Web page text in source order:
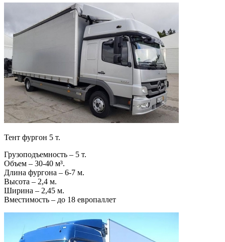
Тент фургон 5 т.
Грузоподъемность – 5 т.
Объем – 30-40 м³.
Длина фургона – 6-7 м.
Высота – 2,4 м.
Ширина – 2,45 м.
Вместимость – до 18 европаллет